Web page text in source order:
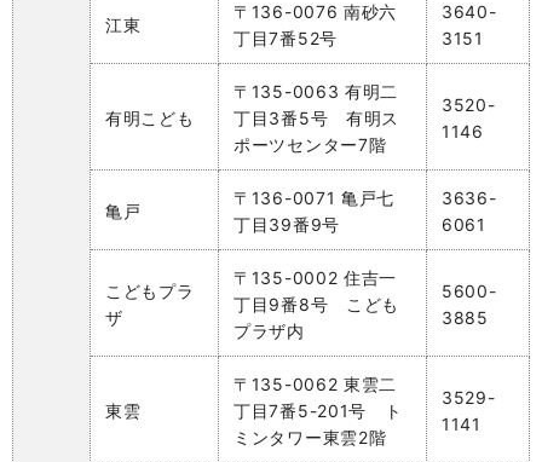
江東
〒136-0076 南砂六
丁目7番52号
3640-
3151
有明こども
〒135-0063 有明二
丁目3番5号 有明ス
ポーツセンター7階
3520-
1146
亀戸
〒136-0071 亀戸七
丁目39番9号
3636-
6061
こどもプラ
ザ
〒135-0002 住吉一
丁目9番8号 こども
プラザ内
5600-
3885
東雲
〒135-0062 東雲二
丁目7番5-201号 ト
ミンタワー東雲2階
3529-
1141